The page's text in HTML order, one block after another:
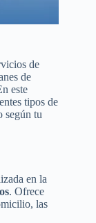
de
de
este
tipos de
según tu
en la
. Ofrece
las